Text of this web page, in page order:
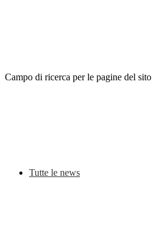
Campo di ricerca per le pagine del sito
Tutte le news